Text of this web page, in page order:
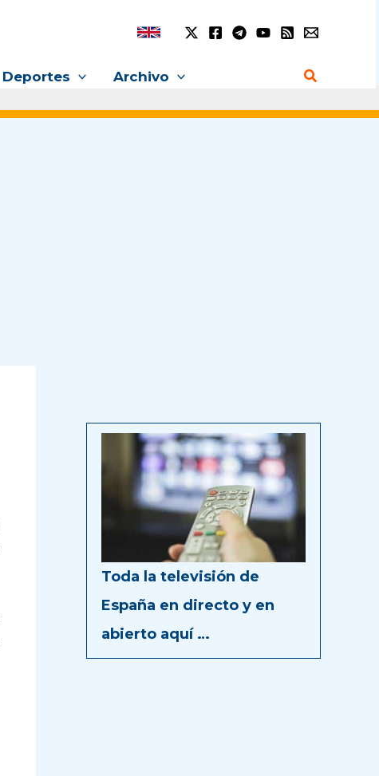
Deportes Archivo Buscar
Toda la televisión de
España en directo y en
abierto aquí …